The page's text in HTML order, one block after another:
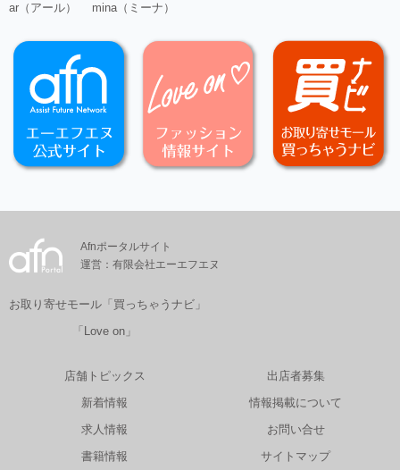
ar（アール）
mina（ミーナ）
Afnポータルサイト
運営：有限会社エーエフエヌ
お取り寄せモール「買っちゃうナビ」
「Love on」
店舗トピックス
新着情報
求人情報
書籍情報
出店者募集
情報掲載について
お問い合せ
サイトマップ